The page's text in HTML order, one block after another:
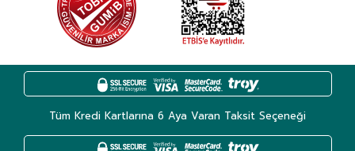
Tüm Kredi Kartlarına 6 Aya Varan Taksit Seçeneği